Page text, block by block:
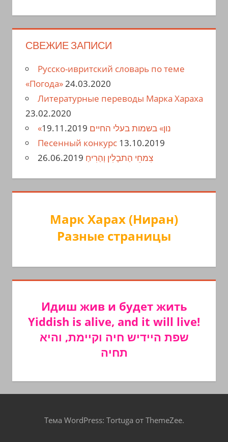
СВЕЖИЕ ЗАПИСИ
Русско-ивритский словарь по теме
«Погода»24.03.2020
Литературные переводы Марка Хараха
23.02.2020
«נון» בשמות בעלי החיים 19.11.2019
Песенный конкурс 13.10.2019
צִמחֵי הַתבָלִין וְהַרִיחַ 26.06.2019
Марк Харах (Ниран)
Разные страницы
Идиш жив и будет жить
Yiddish is alive, and it will live!
שפת היידיש חיה וקיימת, והיא
תחיה
Тема WordPress: Tortuga от ThemeZee.